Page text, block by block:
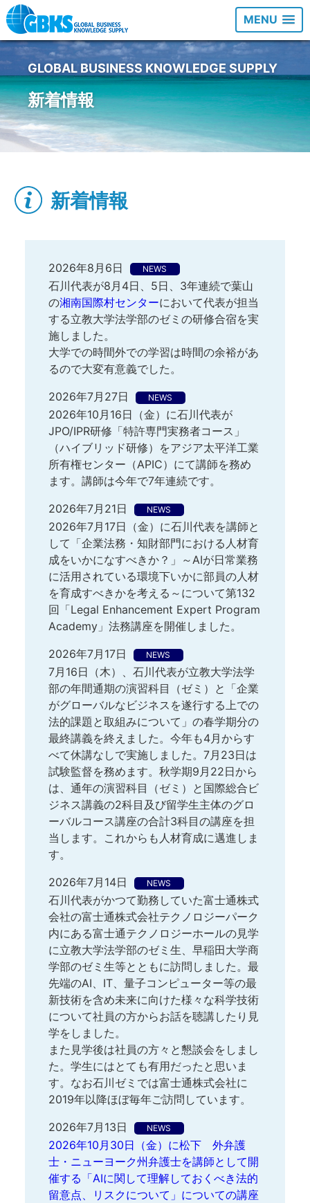
MENU
GLOBAL BUSINESS KNOWLEDGE SUPPLY
新着情報
新着情報
2026年8月6日 NEWS
石川代表が8月4日、5日、3年連続で葉山
の湘南国際村センターにおいて代表が担当
する立教大学法学部のゼミの研修合宿を実
施しました。
大学での時間外での学習は時間の余裕があ
るので大変有意義でした。
2026年7月27日
NEWS
2026年10月16日（金）に石川代表が
JPO/IPR研修「特許専門実務者コース」
（ハイブリッド研修）をアジア太平洋工業
所有権センター（APIC）にて講師を務め
ます。講師は今年で7年連続です。
2026年7月21日
NEWS
2026年7月17日（金）に石川代表を講師と
して「企業法務・知財部門における人材育
成をいかになすべきか？」～AIが日常業務
に活用されている環境下いかに部員の人材
を育成すべきかを考える～について第132
回「Legal Enhancement Expert Program
Academy」法務講座を開催しました。
2026年7月17日
NEWS
7月16日（木）、石川代表が立教大学法学
部の年間通期の演習科目（ゼミ）と「企業
がグローバルなビジネスを遂行する上での
法的課題と取組みについて」の春学期分の
最終講義を終えました。今年も4月からす
べて休講なしで実施しました。7月23日は
試験監督を務めます。秋学期9月22日から
は、通年の演習科目（ゼミ）と国際総合ビ
ジネス講義の2科目及び留学生主体のグロ
ーバルコース講座の合計3科目の講座を担
当します。これからも人材育成に邁進しま
す。
2026年7月14日
NEWS
石川代表がかつて勤務していた富士通株式
会社の富士通株式会社テクノロジーパーク
内にある富士通テクノロジーホールの見学
に立教大学法学部のゼミ生、早稲田大学商
学部のゼミ生等とともに訪問しました。最
先端のAI、IT、量子コンピューター等の最
新技術を含め未来に向けた様々な科学技術
について社員の方からお話を聴講したり見
学をしました。
また見学後は社員の方々と懇談会をしまし
た。学生にはとても有用だったと思いま
す。なお石川ゼミでは富士通株式会社に
2019年以降ほぼ毎年ご訪問しています。
2026年7月13日
NEWS
2026年10月30日（金）に松下 外弁護
士・ニューヨーク州弁護士を講師として開
催する「AIに関して理解しておくべき法的
留意点、リスクについて」についての講座